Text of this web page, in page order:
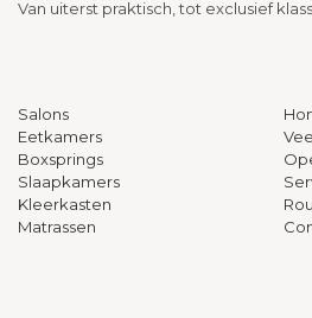
Van uiterst praktisch, tot exclusief
Salons
Eetkamers
Boxsprings
Slaapkamers
Kleerkasten
Matrassen